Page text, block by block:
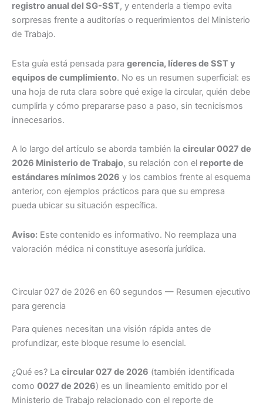
registro anual del SG-SST, y entenderla a tiempo evita
sorpresas frente a auditorías o requerimientos del Ministerio
de Trabajo.
Esta guía está pensada para gerencia, líderes de SST y
equipos de cumplimiento. No es un resumen superficial: es
una hoja de ruta clara sobre qué exige la circular, quién debe
cumplirla y cómo prepararse paso a paso, sin tecnicismos
innecesarios.
A lo largo del artículo se aborda también la circular 0027 de
2026 Ministerio de Trabajo, su relación con el reporte de
estándares mínimos 2026 y los cambios frente al esquema
anterior, con ejemplos prácticos para que su empresa
pueda ubicar su situación específica.
Aviso: Este contenido es informativo. No reemplaza una
valoración médica ni constituye asesoría jurídica.
Circular 027 de 2026 en 60 segundos — Resumen ejecutivo
para gerencia
Para quienes necesitan una visión rápida antes de
profundizar, este bloque resume lo esencial.
¿Qué es? La circular 027 de 2026 (también identificada
como 0027 de 2026) es un lineamiento emitido por el
Ministerio de Trabajo relacionado con el reporte de